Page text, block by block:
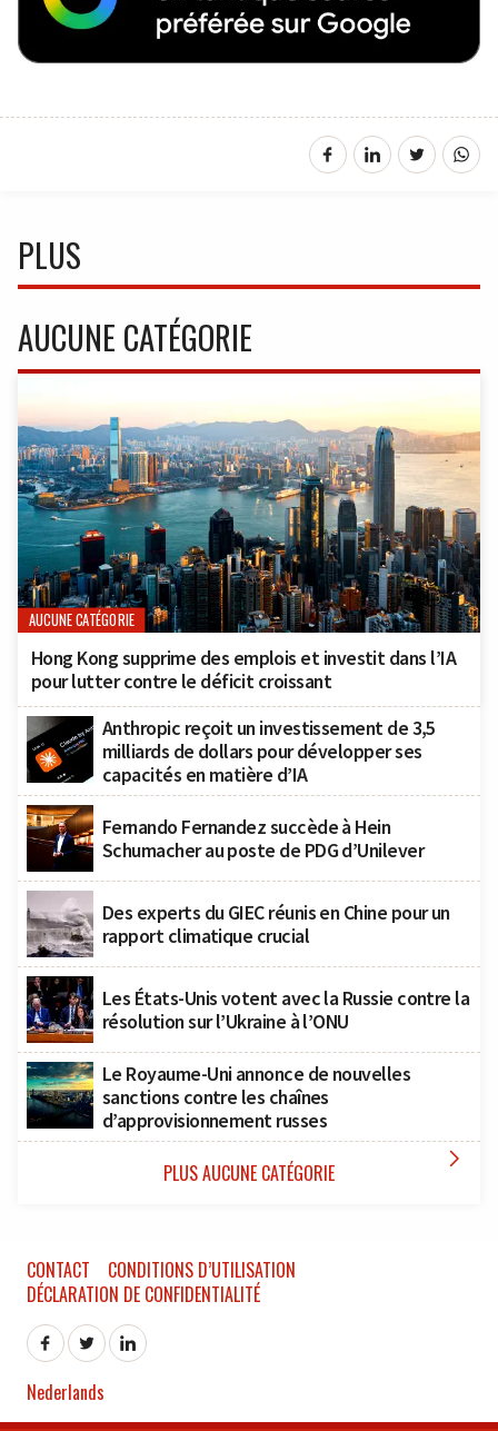
PLUS
AUCUNE CATÉGORIE
AUCUNE CATÉGORIE
Hong Kong supprime des emplois et investit dans l’IA
pour lutter contre le déficit croissant
Anthropic reçoit un investissement de 3,5
milliards de dollars pour développer ses
capacités en matière d’IA
Fernando Fernandez succède à Hein
Schumacher au poste de PDG d’Unilever
Des experts du GIEC réunis en Chine pour un
rapport climatique crucial
Les États-Unis votent avec la Russie contre la
résolution sur l’Ukraine à l’ONU
Le Royaume-Uni annonce de nouvelles
sanctions contre les chaînes
d’approvisionnement russes
PLUS AUCUNE CATÉGORIE 
CONTACT
CONDITIONS D’UTILISATION
DÉCLARATION DE CONFIDENTIALITÉ
Nederlands